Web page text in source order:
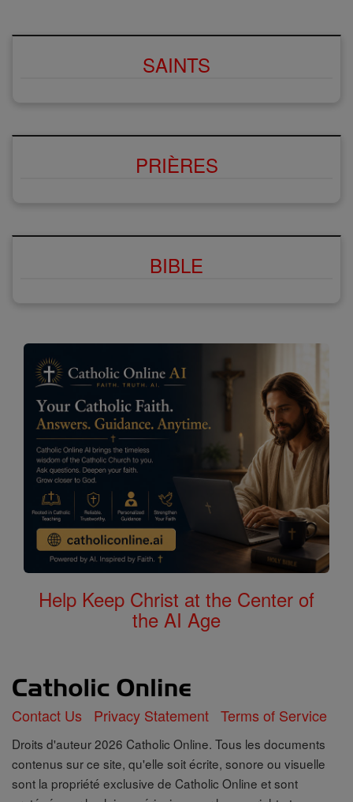
SAINTS
PRIÈRES
BIBLE
Help Keep Christ at the Center of
the AI Age
Contact Us Privacy Statement Terms of Service
Droits d'auteur 2026 Catholic Online. Tous les documents
contenus sur ce site, qu'elle soit écrite, sonore ou visuelle
sont la propriété exclusive de Catholic Online et sont